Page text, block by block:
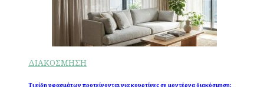
ΔΙΑΚΟΣΜΗΣΗ
Τι είδη υφασμάτων προτείνονται για κουρτίνες σε μοντέρνα διακόσμηση;